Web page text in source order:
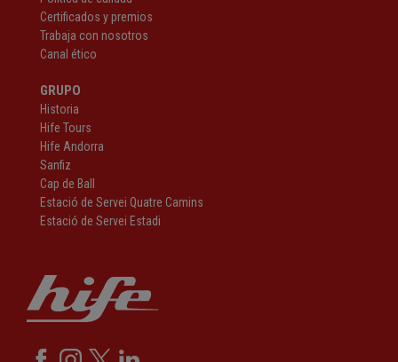
Certificados y premios
Trabaja con nosotros
Canal ético
GRUPO
Historia
Hife Tours
Hife Andorra
Sanfiz
Cap de Ball
Estació de Servei Quatre Camins
Estació de Servei Estadi